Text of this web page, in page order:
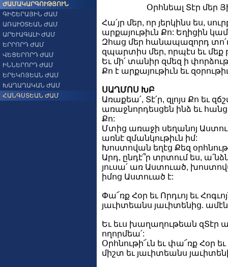
ԺԱՄԱԿԱՐԳՈՒԹՅՈՒՆ
ԳԻՇԵՐԱՅԻՆ ԺԱՄ
ԱՌԱՒՕՏԵԱՆ ԺԱՄ
ԱՐԵՒԱԳԱԼԻ ԺԱՄ
ԵՐՐՈՐԴ ԺԱՄ
ՎԵՑԵՐՈՐԴ ԺԱՄ
ԻՆՆԵՐՈՐԴ ԺԱՄ
ԵՐԵԿՈՅԵԱՆ ԺԱՄ
ԽԱՂԱՂԱԿԱՆ ԺԱՄ
ՀԱՆԳՍՏԵԱՆ ԺԱՄ
Օրհնեալ Տէր մեր
Հա՛յր մեր, որ յերկինս ես,
արքայութիւն Քո: Եղիցին
Զհաց մեր հանապազորդ
զպարտիս մեր, որպէս եւ
Եւ մի՛ տանիր զմեզ ի
Քո է արքայութիւն եւ
ՍԱՂՄՈՍ ԽԲ
Առաքեա՛, Տէ՛ր, զլոյս Քո եւ
առաջնորդեսցեն ինձ եւ
Քո:
Մտից առաջի սեղանոյ
առնէ զմանկութիւն իմ:
Խոստովան եղէց Քեզ
Արդ, ընդէ՞ր տրտում ես,
յուսա՛ առ Աստուած,
իմոց Աստուած է:
Փա՜ռք Հօր եւ Որդւոյ եւ
յաւիտեանս յաւիտենից.
Եւ եւս խաղաղութեան զՏէր
ողորմեա՛:
Օրհնութի՜ւն եւ փա՜ռք Հօր եւ
միշտ եւ յաւիտեանս